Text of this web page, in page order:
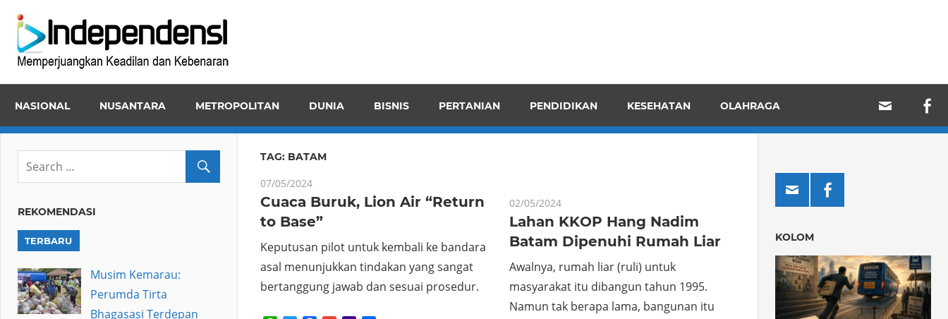
content
dan
NASIONAL NUSANTARA METROPOLITAN DUNIA BISNIS PERTANIAN PENDIDIKAN KESEHATAN OLAHRAGA
TAG: BATAM
07/05/2024
Cuaca Buruk, Lion Air “Return
to Base”
Keputusan pilot untuk kembali ke bandara
asal menunjukkan tindakan yang sangat
bertanggung jawab dan sesuai prosedur.
02/05/2024
Lahan KKOP Hang Nadim
Batam Dipenuhi Rumah Liar
Awalnya, rumah liar (ruli) untuk
masyarakat itu dibangun tahun 1995.
Namun tak berapa lama, bangunan itu
REKOMENDASI
TERBARU
Musim Kemarau:
Perumda Tirta
Bhagasasi Terdepan
KOLOM